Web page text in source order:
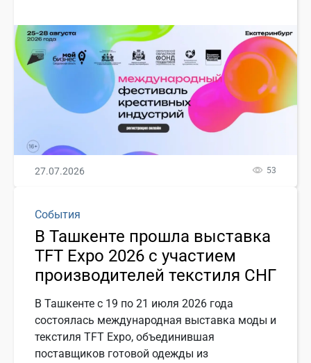
27.07.2026 53
События
В Ташкенте прошла выставка
TFT Expo 2026 с участием
производителей текстиля СНГ
В Ташкенте с 19 по 21 июля 2026 года
состоялась международная выставка моды и
текстиля TFT Expo, объединившая
поставщиков готовой одежды из